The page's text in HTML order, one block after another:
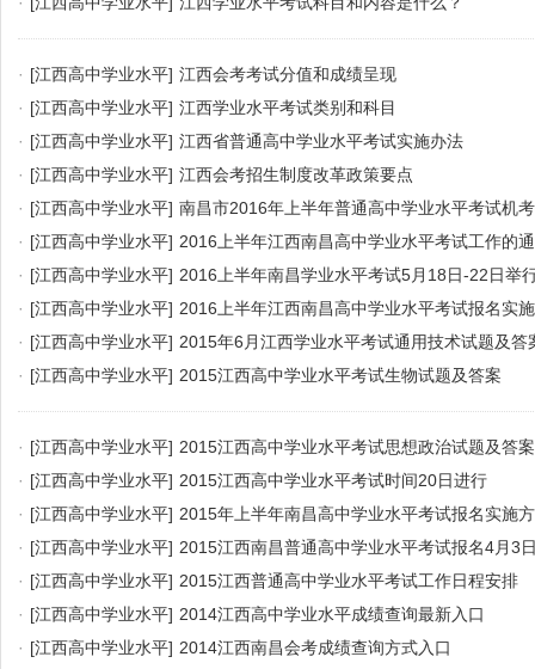
· [江西高中学业水平] 江西会考考试分值和成绩呈现
· [江西高中学业水平] 江西学业水平考试类别和科目
· [江西高中学业水平] 江西省普通高中学业水平考试实施办法
· [江西高中学业水平] 江西会考招生制度改革政策要点
· [江西高中学业水平] 南昌市2016年上半年普通高中学业水平考试机
· [江西高中学业水平] 2016上半年江西南昌高中学业水平考试工作的
· [江西高中学业水平] 2016上半年南昌学业水平考试5月18日-22日举
· [江西高中学业水平] 2016上半年江西南昌高中学业水平考试报名实
· [江西高中学业水平] 2015年6月江西学业水平考试通用技术试题及答
· [江西高中学业水平] 2015江西高中学业水平考试生物试题及答案
· [江西高中学业水平] 2015江西高中学业水平考试思想政治试题及答案
· [江西高中学业水平] 2015江西高中学业水平考试时间20日进行
· [江西高中学业水平] 2015年上半年南昌高中学业水平考试报名实施
· [江西高中学业水平] 2015江西南昌普通高中学业水平考试报名4月3
· [江西高中学业水平] 2015江西普通高中学业水平考试工作日程安排
· [江西高中学业水平] 2014江西高中学业水平成绩查询最新入口
· [江西高中学业水平] 2014江西南昌会考成绩查询方式入口